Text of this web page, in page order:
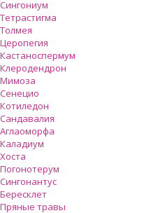
Сингониум
Тетрастигма
Толмея
Церопегия
Кастаноспермум
Клеродендрон
Мимоза
Сенецио
Котиледон
Сандавалия
Аглаоморфа
Каладиум
Хоста
Погонотерум
Сингонантус
Бересклет
Пряные травы